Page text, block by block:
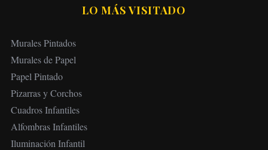
LO MÁS VISITADO
Murales Pintados
Murales de Papel
Papel Pintado
Pizarras y Corchos
Cuadros Infantiles
Alfombras Infantiles
Iluminación Infantil